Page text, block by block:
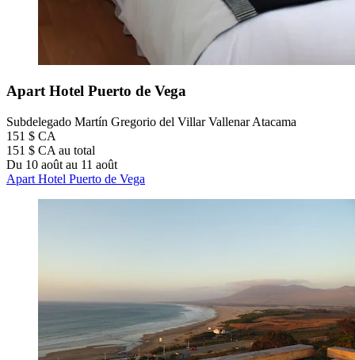
Apart Hotel Puerto de Vega
Subdelegado Martín Gregorio del Villar Vallenar Atacama
151 $ CA
151 $ CA au total
Du 10 août au 11 août
Apart Hotel Puerto de Vega